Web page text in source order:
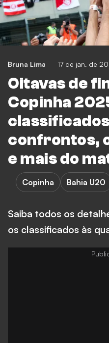
Bruna Lima 17 de jan. de
Oitavas de
Copinha
confrontos,
e mais do
Copinha Bahia U20
Saiba todos os
os classificados às